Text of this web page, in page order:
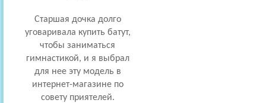
Старшая дочка долго
уговаривала купить батут,
чтобы заниматься
гимнастикой, и я выбрал
для нее эту модель в
интернет-магазине по
совету приятелей.